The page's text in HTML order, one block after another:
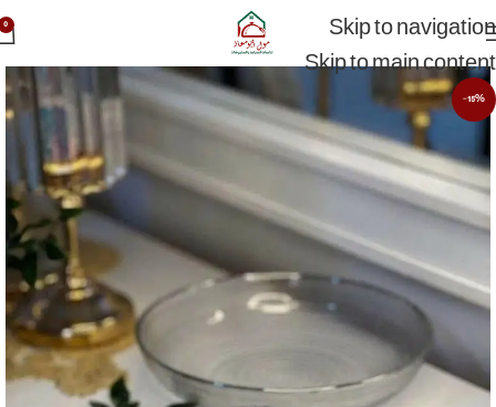
Skip to navigation
Skip to main content
0
-15%